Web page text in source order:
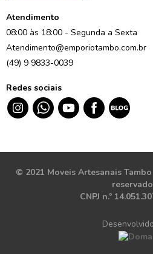
Atendimento
08:00 às 18:00 - Segunda a Sexta
Atendimento@emporiotambo.com.br
(49) 9 9833-0039
Redes sociais
© 2021 Moveis Artesanais
CNPJ n.º